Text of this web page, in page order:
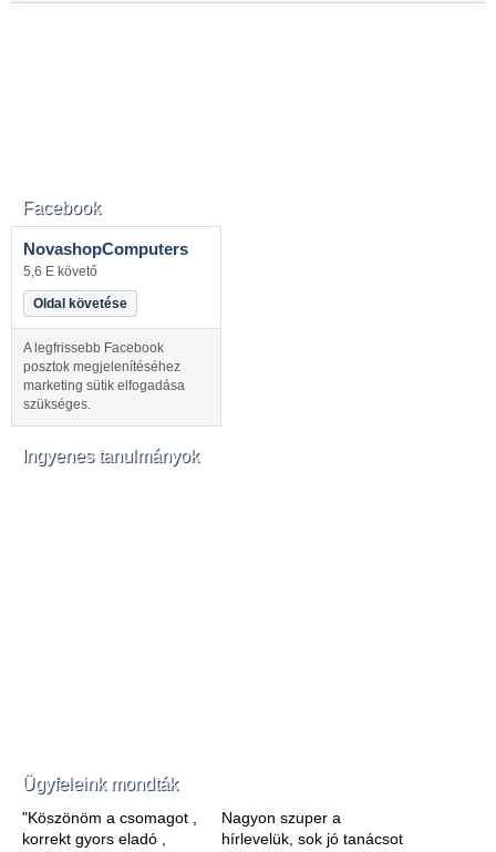
Facebook
NovashopComputers
5,6 E követő
Oldal követése
A legfrissebb Facebook
posztok megjelenítéséhez
marketing sütik elfogadása
szükséges.
Ingyenes tanulmányok
Ügyfeleink mondták
"Köszönöm a csomagot ,
korrekt gyors eladó ,
Nagyon szuper a
hírlevelük, sok jó tanácsot